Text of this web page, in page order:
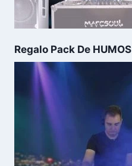
Regalo Pack De HUMOS